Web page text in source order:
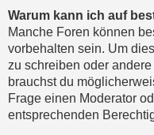
Warum kann ich auf
Manche Foren können
vorbehalten sein. Um
zu schreiben oder
brauchst du
Frage einen Moderator
entsprechenden